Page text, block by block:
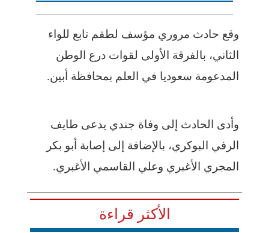
وقع حادث مروري مؤسف لطقم تابع للواء
الثاني، بالفرقة الأولى لقوات درع الوطن
المدعومة سعوديا في العلم بمحافظة أبين.
وأدى الحادث إلى وفاة جندي يدعى طايف
الرفي البوكري، بالإضافة إلى إصابة أبو بكر
المجري الأغبري وعلي القاسمي الأغبري.
الأكثر قراءة